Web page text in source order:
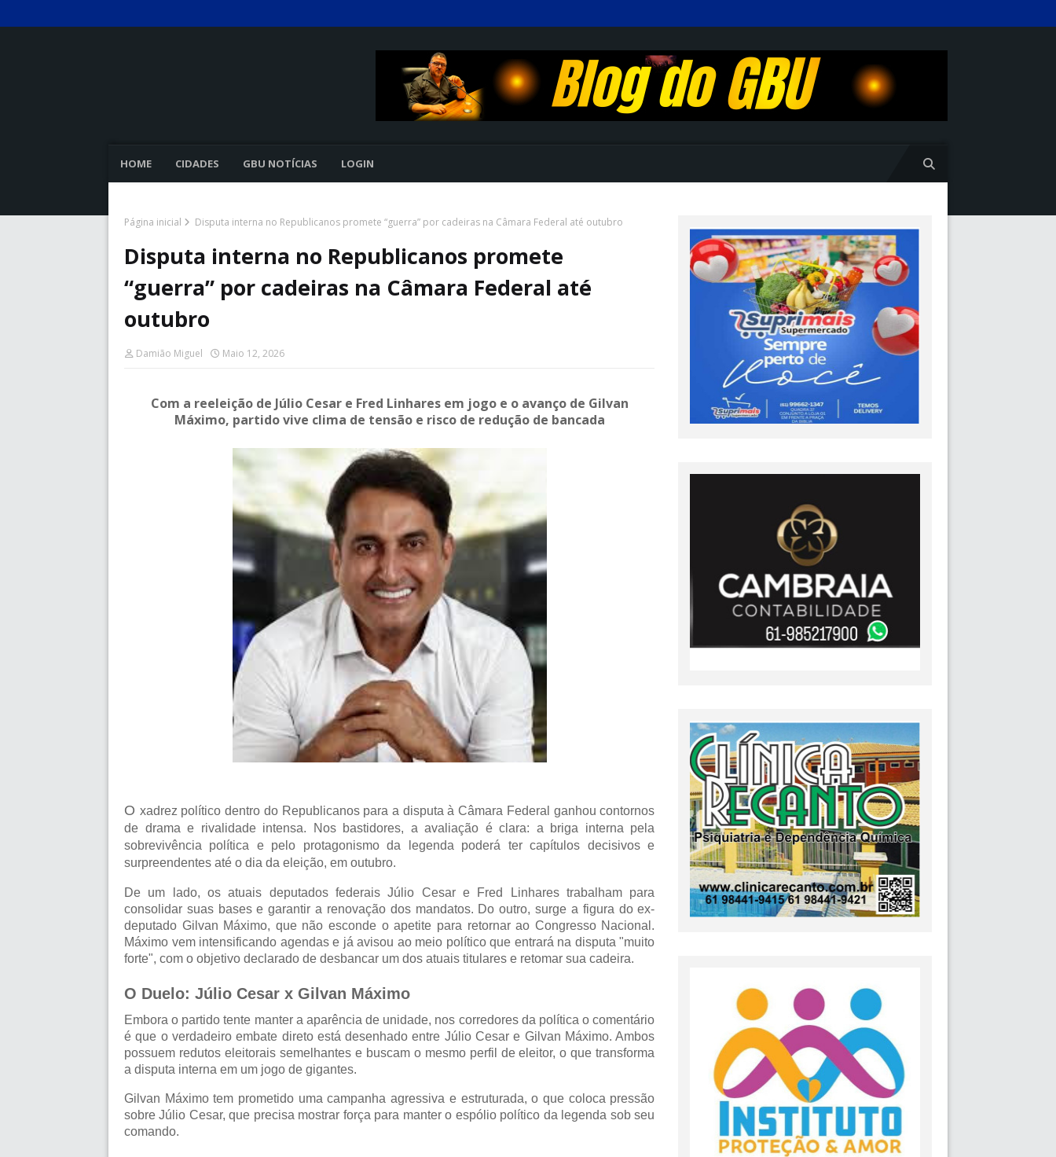
HOME CIDADES GBU NOTÍCIAS LOGIN
Página inicial Disputa interna no Republicanos promete “guerra” por cadeiras na Câmara Federal até outubro
Disputa interna no Republicanos promete
“guerra” por cadeiras na Câmara Federal até
outubro
Damião Miguel Maio 12, 2026
Com a reeleição de Júlio Cesar e Fred Linhares em jogo e o avanço de Gilvan
Máximo, partido vive clima de tensão e risco de redução de bancada
O xadrez político dentro do Republicanos para a disputa à Câmara Federal ganhou contornos
de drama e rivalidade intensa. Nos bastidores, a avaliação é clara: a briga interna pela
sobrevivência política e pelo protagonismo da legenda poderá ter capítulos decisivos e
surpreendentes até o dia da eleição, em outubro.
De um lado, os atuais deputados federaisJúlio Cesare Fred Linharestrabalham para
consolidar suas bases e garantir a renovação dos mandatos. Do outro, surge a figura do ex-
deputado Gilvan Máximo, que não esconde o apetite para retornar ao Congresso Nacional.
Máximo vem intensificando agendas e já avisou ao meio político que entrará na disputa "muito
forte", com o objetivo declarado de desbancar um dos atuais titulares e retomar sua cadeira.
O Duelo: Júlio Cesar x Gilvan Máximo
Embora o partido tente manter a aparência de unidade, nos corredores da política o comentário
é que o verdadeiro embate direto está desenhado entre Júlio Cesar e Gilvan Máximo. Ambos
possuem redutos eleitorais semelhantes e buscam o mesmo perfil de eleitor, o que transforma
a disputa interna em um jogo de gigantes.
Gilvan Máximo tem prometido uma campanha agressiva e estruturada, o que coloca pressão
sobre Júlio Cesar, que precisa mostrar força para manter o espólio político da legenda sob seu
comando.